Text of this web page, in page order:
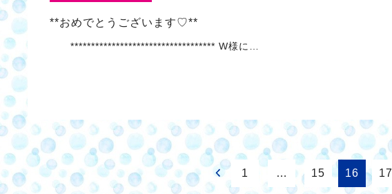
**おめでとうございます♡**
*********************************** W様に…
1 … 15 16 17